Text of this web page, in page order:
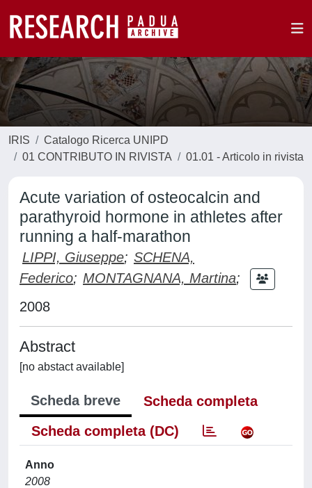
IRIS
Catalogo Ricerca UNIPD
01 CONTRIBUTO IN RIVISTA
01.01 - Articolo in rivista
Acute variation of osteocalcin and
parathyroid hormone in athletes after
running a half-marathon
LIPPI, Giuseppe; SCHENA,
Federico; MONTAGNANA, Martina;
2008
Abstract
[no abstact available]
Scheda breve
Scheda completa
Scheda completa (DC)
Anno
2008